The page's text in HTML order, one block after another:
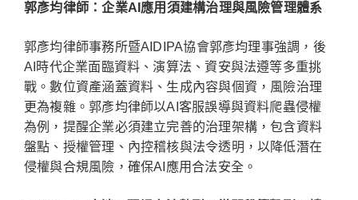
郭彥均律師：企業AI應用須建構治理與風險管理體系
郭彥均律師事務所暨AIDIPA協會郭彥均理事強調，後
AI時代企業面臨資料、演算法、資安與法遵等多重挑
戰。數位資產涵蓋資料、生成內容與個資，風險治理
更為複雜。郭彥均律師以AI客服誤導與資料爬蟲侵權
為例，提醒企業必須建立完善的治理架構，包含資料
盤點、授權管理、內控稽核與法令透明，以降低潛在
侵權與合規風險，確保AI應用合法安全。